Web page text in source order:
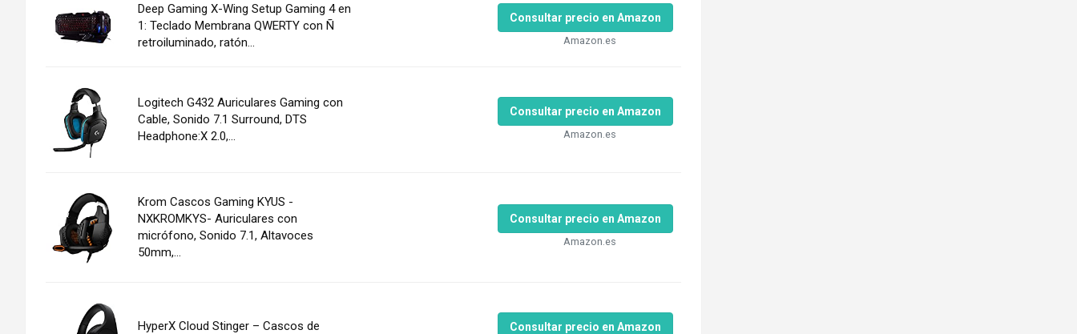
Deep Gaming X-Wing Setup Gaming 4 en
1: Teclado Membrana QWERTY con Ñ
retroiluminado, ratón...
Consultar precio en Amazon
Amazon.es
Logitech G432 Auriculares Gaming con
Cable, Sonido 7.1 Surround, DTS
Headphone:X 2.0,...
Consultar precio en Amazon
Amazon.es
Krom Cascos Gaming KYUS -
NXKROMKYS- Auriculares con
micrófono, Sonido 7.1, Altavoces
50mm,...
Consultar precio en Amazon
Amazon.es
HyperX Cloud Stinger – Cascos de
Consultar precio en Amazon